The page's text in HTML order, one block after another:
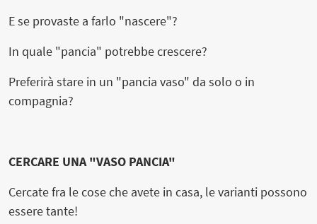
E se provaste a farlo "nascere"?
In quale "pancia" potrebbe crescere?
Preferirà stare in un "pancia vaso" da solo o in
compagnia?
CERCARE UNA "VASO PANCIA"
Cercate fra le cose che avete in casa, le varianti possono
essere tante!